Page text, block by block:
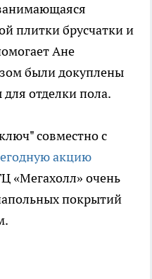
плитки брусчатки и
Ане
были докуплены
отделки пола.
совместно с
акцию
«Мегахолл» очень
покрытий